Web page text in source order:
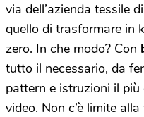
via dell’azienda tessile
quello di trasformare in
zero. In che modo? Con
tutto il necessario, da
pattern e istruzioni il
video. Non c’è limite